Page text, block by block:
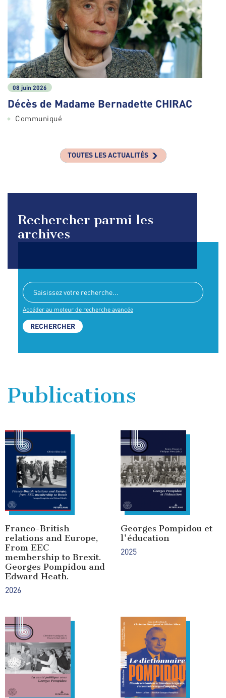
08 juin 2026
Décès de Madame Bernadette CHIRAC
Communiqué
TOUTES LES ACTUALITÉS
Rechercher parmi les
archives
Accéder au moteur de recherche avancée
Publications
Franco-British
relations and Europe,
From EEC
membership to Brexit.
Georges Pompidou and
Edward Heath.
2026
Georges Pompidou et
l'éducation
2025